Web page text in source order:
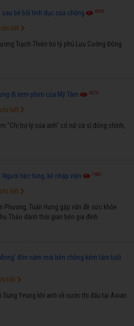
bê bối tình dục của chồng 6590
Trạch Thiên bỏ tỷ phú Lưu Cường Đông
tiết
đi xem phim của Mỹ Tâm 6270
"Chị trợ lý của anh" có nữ ca sĩ đóng chính,
tiết
tiệc tùng, kẻ nhập viện 7682
Phương, Tuấn Hưng gặp vấn đề sức khỏe
Thảo dành thời gian bên gia đình.
tiết
đón năm mới bên chồng kém tám tuổi
Sung Yeung khi anh về nước thi đấu tại Asian
tiết